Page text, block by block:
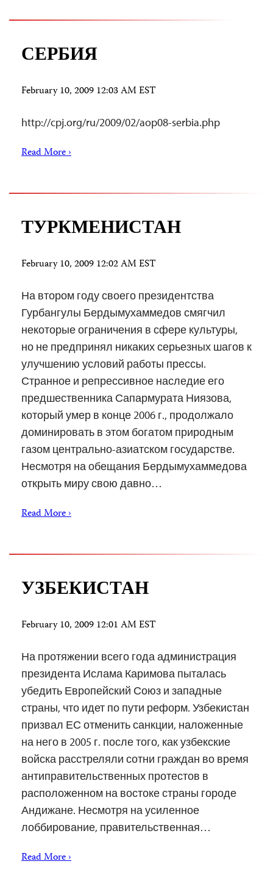
СЕРБИЯ
February 10, 2009 12:03 AM EST
http://cpj.org/ru/2009/02/aop08-serbia.php
Read More ›
ТУРКМЕНИСТАН
February 10, 2009 12:02 AM EST
На втором году своего президентства
Гурбангулы Бердымухаммедов смягчил
некоторые ограничения в сфере культуры,
но не предпринял никаких серьезных шагов к
улучшению условий работы прессы.
Странное и репрессивное наследие его
предшественника Сапармурата Ниязова,
который умер в конце 2006 г., продолжало
доминировать в этом богатом природным
газом центрально-азиатском государстве.
Несмотря на обещания Бердымухаммедова
открыть миру свою давно…
Read More ›
УЗБЕКИСТАН
February 10, 2009 12:01 AM EST
На протяжении всего года администрация
президента Ислама Каримова пыталась
убедить Европейский Союз и западные
страны, что идет по пути реформ. Узбекистан
призвал ЕС отменить санкции, наложенные
на него в 2005 г. после того, как узбекские
войска расстреляли сотни граждан во время
антиправительственных протестов в
расположенном на востоке страны городе
Андижане. Несмотря на усиленное
лоббирование, правительственная…
Read More ›